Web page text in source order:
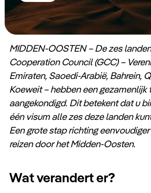
Meer
MIDDEN-OOSTEN – De zes
Cooperation Council (GCC) –
Emiraten, Saoedi-Arabië, Bahrein,
Koeweit – hebben een
aangekondigd. Dit betekent dat u
één visum alle zes deze landen
Een grote stap richting
reizen door het Midden-Oosten.
Wat verandert er?